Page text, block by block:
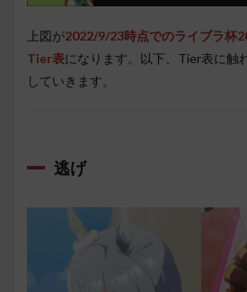
上図が2022/9/23時点でのライブラ杯
Tier表になります。以下、Tier表に触
していきます。
逃げ